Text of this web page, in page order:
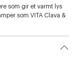
som gir et varmt lys
som VITA Clava &